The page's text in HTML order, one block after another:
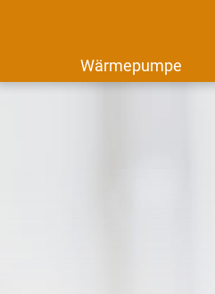
Wärmepumpe